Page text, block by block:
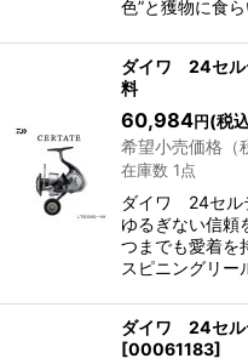
色”と獲物に食
ダイワ 24セ
料
60,984円(税
希望小売価格（
在庫数 1点
ダイワ 24セル
ゆるぎない信
つまでも愛着を
スピニングリ
ダイワ 24セル
[00061183]